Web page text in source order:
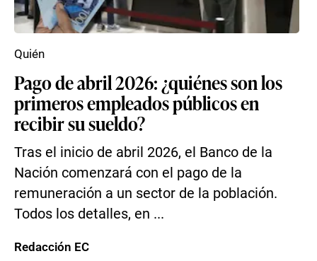
Pago de abril 2026: ¿quiénes son los
primeros empleados públicos en
recibir su sueldo?
Tras el inicio de abril 2026, el Banco de la
Nación comenzará con el pago de la
remuneración a un sector de la población.
Todos los detalles, en ...
Quién
Redacción EC